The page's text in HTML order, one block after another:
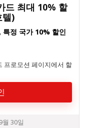
드 최대 10% 할
텔)
특정 국가 10% 할인
프로모션 페이지에서 할
30일